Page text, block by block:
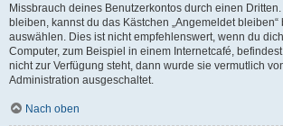
Missbrauch deines Benutzerkontos durch einen
bleiben, kannst du das Kästchen „Angemeldet bleiben“
auswählen. Dies ist nicht empfehlenswert, wenn du
Computer, zum Beispiel in einem Internetcafé,
nicht zur Verfügung steht, dann wurde sie vermutlich
Administration ausgeschaltet.
Nach oben